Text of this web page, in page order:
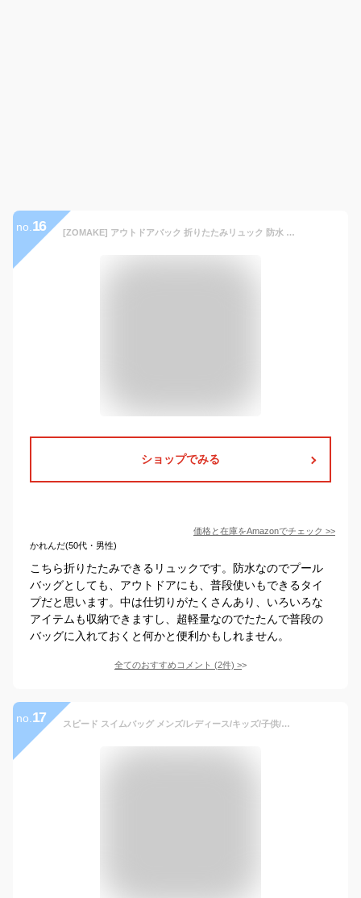
no. 16 [ZOMAKE] アウトドアバック 折りたたみリュック 防水 20L 大容量 超軽量 バックパック デイパック 登山用 キャンプ 旅行 防災 スポーツ ランニング 通学 通勤 携帯便利
ショップでみる
価格と在庫をAmazonでチェック >>
かれんだ(50代・男性)
こちら折りたたみできるリュックです。防水なのでプール
バッグとしても、アウトドアにも、普段使いもできるタイ
プだと思います。中は仕切りがたくさんあり、いろいろな
アイテムも収納できますし、超軽量なのでたたんで普段の
バッグに入れておくと何かと便利かもしれません。
全てのおすすめコメント (2件) >
no. 17 スピード スイムバッグ メンズ/レディース/キッズ/子供/小学生/中学生/高校生 プールバッグ ブラック/レッド/他9色 W約29cm×H約42cm×D17.5cm SD95B04